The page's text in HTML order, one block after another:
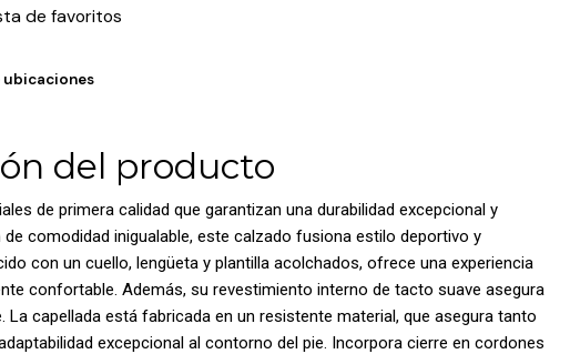
de favoritos
del producto
de primera calidad que garantizan una durabilidad excepcional y
de comodidad inigualable, este calzado fusiona estilo deportivo y
con un cuello, lengüeta y plantilla acolchados, ofrece una experiencia
confortable. Además, su revestimiento interno de tacto suave asegura
La capellada está fabricada en un resistente material, que asegura tanto
excepcional al contorno del pie. Incorpora cierre en cordones